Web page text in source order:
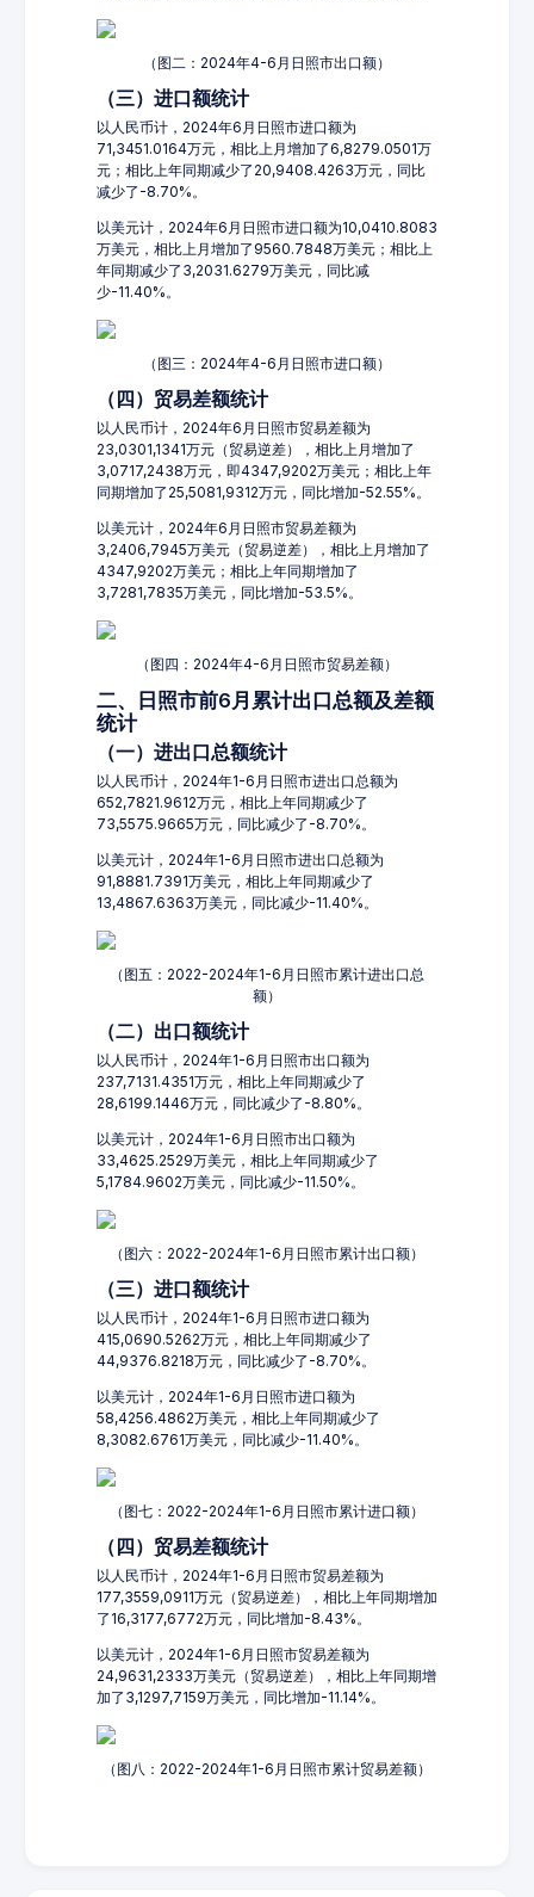
（图二：2024年4-6月日照市出口额）
（三）进口额统计
以人民币计，2024年6月日照市进口额为
71,3451.0164万元，相比上月增加了6,8279.0501万
元；相比上年同期减少了20,9408.4263万元，同比
减少了-8.70%。
以美元计，2024年6月日照市进口额为10,0410.8083
万美元，相比上月增加了9560.7848万美元；相比上
年同期减少了3,2031.6279万美元，同比减
少-11.40%。
（图三：2024年4-6月日照市进口额）
（四）贸易差额统计
以人民币计，2024年6月日照市贸易差额为
23,0301,1341万元（贸易逆差），相比上月增加了
3,0717,2438万元，即4347,9202万美元；相比上年
同期增加了25,5081,9312万元，同比增加-52.55%。
以美元计，2024年6月日照市贸易差额为
3,2406,7945万美元（贸易逆差），相比上月增加了
4347,9202万美元；相比上年同期增加了
3,7281,7835万美元，同比增加-53.5%。
（图四：2024年4-6月日照市贸易差额）
二、日照市前6月累计出口总额及差额
统计
（一）进出口总额统计
以人民币计，2024年1-6月日照市进出口总额为
652,7821.9612万元，相比上年同期减少了
73,5575.9665万元，同比减少了-8.70%。
以美元计，2024年1-6月日照市进出口总额为
91,8881.7391万美元，相比上年同期减少了
13,4867.6363万美元，同比减少-11.40%。
（图五：2022-2024年1-6月日照市累计进出口总
额）
（二）出口额统计
以人民币计，2024年1-6月日照市出口额为
237,7131.4351万元，相比上年同期减少了
28,6199.1446万元，同比减少了-8.80%。
以美元计，2024年1-6月日照市出口额为
33,4625.2529万美元，相比上年同期减少了
5,1784.9602万美元，同比减少-11.50%。
（图六：2022-2024年1-6月日照市累计出口额）
（三）进口额统计
以人民币计，2024年1-6月日照市进口额为
415,0690.5262万元，相比上年同期减少了
44,9376.8218万元，同比减少了-8.70%。
以美元计，2024年1-6月日照市进口额为
58,4256.4862万美元，相比上年同期减少了
8,3082.6761万美元，同比减少-11.40%。
（图七：2022-2024年1-6月日照市累计进口额）
（四）贸易差额统计
以人民币计，2024年1-6月日照市贸易差额为
177,3559,0911万元（贸易逆差），相比上年同期增加
了16,3177,6772万元，同比增加-8.43%。
以美元计，2024年1-6月日照市贸易差额为
24,9631,2333万美元（贸易逆差），相比上年同期增
加了3,1297,7159万美元，同比增加-11.14%。
（图八：2022-2024年1-6月日照市累计贸易差额）